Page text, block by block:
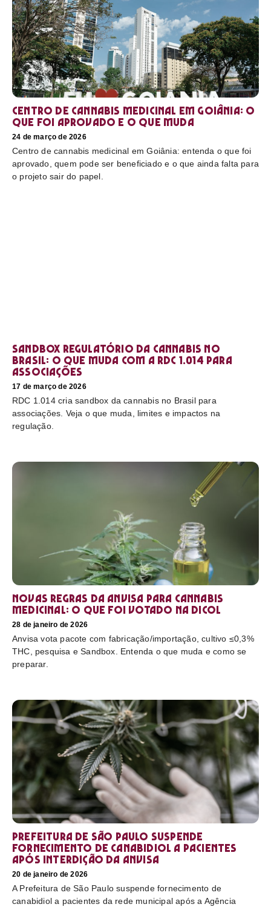
Centro de cannabis medicinal em Goiânia: o
que foi aprovado e o que muda
24 de março de 2026
Centro de cannabis medicinal em Goiânia: entenda o que foi
aprovado, quem pode ser beneficiado e o que ainda falta para
o projeto sair do papel.
Sandbox regulatório da cannabis no
Brasil: o que muda com a RDC 1.014 para
associações
17 de março de 2026
RDC 1.014 cria sandbox da cannabis no Brasil para
associações. Veja o que muda, limites e impactos na
regulação.
Novas regras da Anvisa para cannabis
medicinal: o que foi votado na Dicol
28 de janeiro de 2026
Anvisa vota pacote com fabricação/importação, cultivo ≤0,3%
THC, pesquisa e Sandbox. Entenda o que muda e como se
preparar.
Prefeitura de São Paulo suspende
fornecimento de canabidiol a pacientes
após interdição da Anvisa
20 de janeiro de 2026
A Prefeitura de São Paulo suspende fornecimento de
canabidiol a pacientes da rede municipal após a Agência